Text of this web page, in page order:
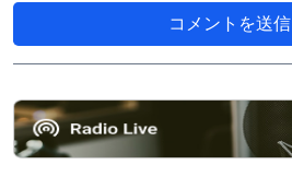
コメントを送信